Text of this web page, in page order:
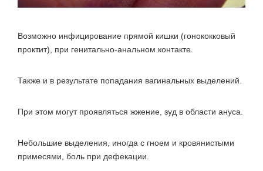
Возможно инфицирование прямой кишки (гонококковый
проктит), при генитально-анальном контакте.
Также и в результате попадания вагинальных выделений.
При этом могут проявляться жжение, зуд в области ануса.
Небольшие выделения, иногда с гноем и кровянистыми
примесями, боль при дефекации.